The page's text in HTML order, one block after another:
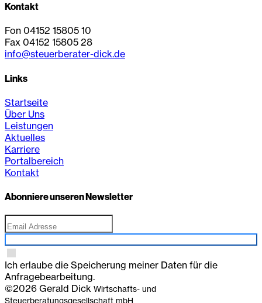
Kontakt
Fon 04152 15805 10
Fax 04152 15805 28
info@steuerberater-dick.de
Links
Startseite
Über Uns
Leistungen
Aktuelles
Karriere
Portalbereich
Kontakt
Abonniere unseren Newsletter
Ich erlaube die Speicherung meiner Daten für die
Anfragebearbeitung.
©2026 Gerald Dick Wirtschafts- und
Steuerberatungsgesellschaft mbH